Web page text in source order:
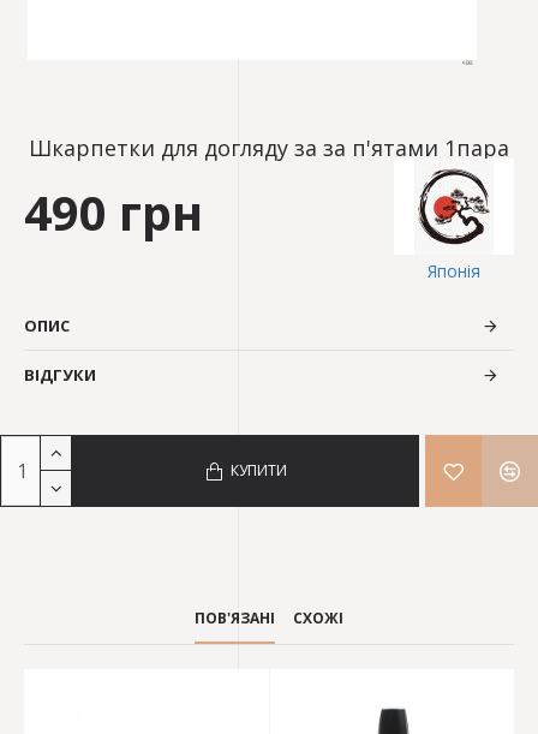
Шкарпетки для догляду за за п'ятами 1пара
490 грн
Японія
ОПИС
ВІДГУКИ
КУПИТИ
ПОВ'ЯЗАНІ СХОЖІ